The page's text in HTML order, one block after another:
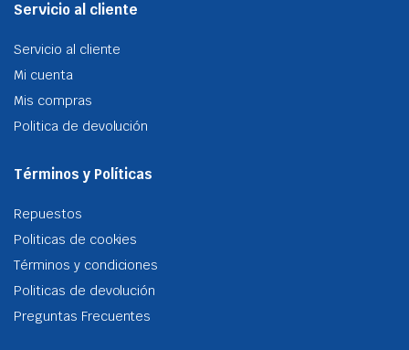
Servicio al cliente
Servicio al cliente
Mi cuenta
Mis compras
Politica de devolución
Términos y Políticas
Repuestos
Politicas de cookies
Términos y condiciones
Politicas de devolución
Preguntas Frecuentes